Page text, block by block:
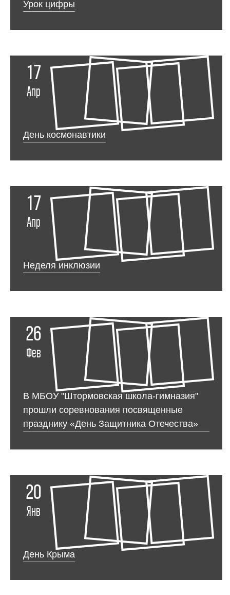
Урок цифры
17
Апр
День космонавтики
17
Апр
Неделя инклюзии
26
Фев
В МБОУ "Штормовская школа-гимназия"
прошли соревнования посвященные
празднику «День Защитника Отечества»
20
Янв
День Крыма